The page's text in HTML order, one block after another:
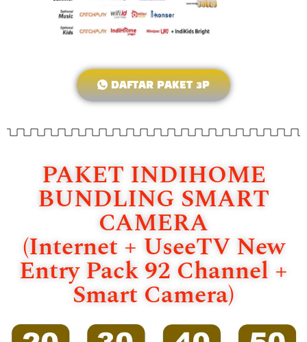
DAFTAR PAKET 3P
PAKET INDIHOME
BUNDLING SMART
CAMERA
(Internet + UseeTV New
Entry Pack 92 Channel +
Smart Camera)